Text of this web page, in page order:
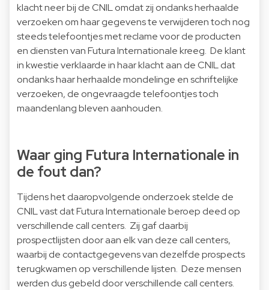
klacht neer bij de CNIL omdat zij ondanks herhaalde
verzoeken om haar gegevens te verwijderen toch nog
steeds telefoontjes met reclame voor de producten
en diensten van Futura Internationale kreeg. De klant
in kwestie verklaarde in haar klacht aan de CNIL dat
ondanks haar herhaalde mondelinge en schriftelijke
verzoeken, de ongevraagde telefoontjes toch
maandenlang bleven aanhouden.
Waar ging Futura Internationale in
de fout dan?
Tijdens het daaropvolgende onderzoek stelde de
CNIL vast dat Futura Internationale beroep deed op
verschillende call centers. Zij gaf daarbij
prospectlijsten door aan elk van deze call centers,
waarbij de contactgegevens van dezelfde prospects
terugkwamen op verschillende lijsten. Deze mensen
werden dus gebeld door verschillende call centers.